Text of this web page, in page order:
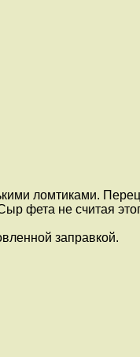
ломтиками.
фета не считая
заправкой.